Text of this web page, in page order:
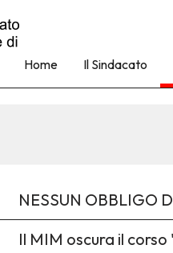
Home Il Sindacato
NESSUN OBBLIGO
Il MIM oscura il